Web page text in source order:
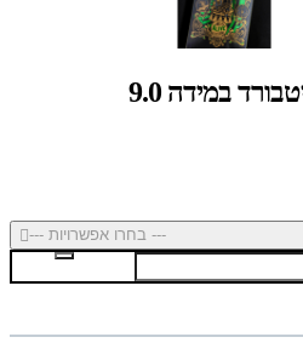
--- בחרו אפשרויות ---